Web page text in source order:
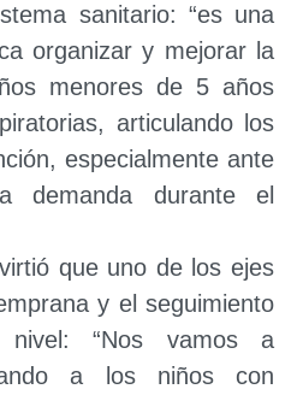
sanitario: “es una
organizar y mejorar la
menores de 5 años
articulando los
especialmente ante
demanda durante el
que uno de los ejes
y el seguimiento
“Nos vamos a
a los niños con